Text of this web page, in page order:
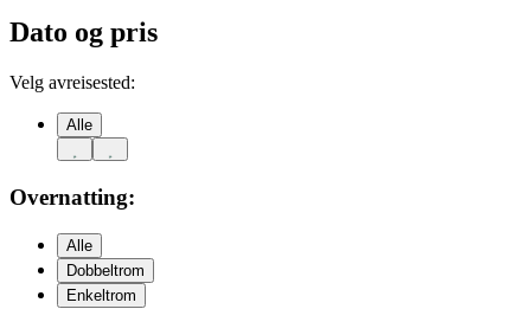
Dato og pris
Velg avreisested:
Alle
Overnatting:
Alle
Dobbeltrom
Enkeltrom